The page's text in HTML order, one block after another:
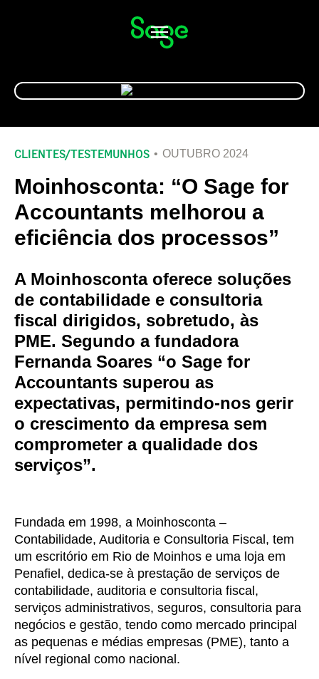
Alternar
navegação
CLIENTES/TESTEMUNHOS OUTUBRO 2024
Moinhosconta: “O Sage for
Accountants melhorou a
eficiência dos processos”
A Moinhosconta oferece soluções
de contabilidade e consultoria
fiscal dirigidos, sobretudo, às
PME. Segundo a fundadora
Fernanda Soares “o Sage for
Accountants superou as
expectativas, permitindo-nos gerir
o crescimento da empresa sem
comprometer a qualidade dos
serviços”.
Fundada em 1998, a Moinhosconta –
Contabilidade, Auditoria e Consultoria Fiscal, tem
um escritório em Rio de Moinhos e uma loja em
Penafiel, dedica-se à prestação de serviços de
contabilidade, auditoria e consultoria fiscal,
serviços administrativos, seguros, consultoria para
negócios e gestão, tendo como mercado principal
as pequenas e médias empresas (PME), tanto a
nível regional como nacional.